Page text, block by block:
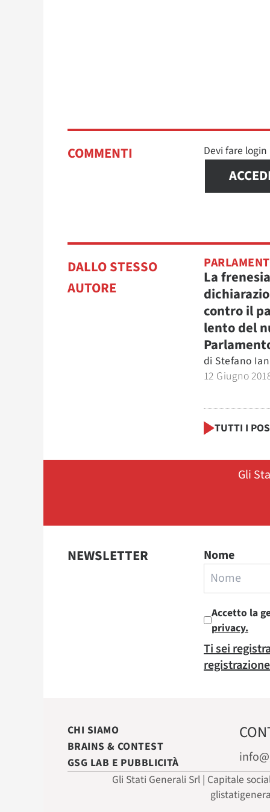
COMMENTI Devi fare
ACCEDI
DALLO STESSO
AUTORE
La
contro il
lento del
di Stefano
12 Giugno
TUTTI I
Gli
NEWSLETTER Nome
Accetto la
privacy.
Ti sei
CHI SIAMO
BRAINS & CONTEST
GSG LAB E PUBBLICITÀ
Gli Stati Generali Srl | Capitale